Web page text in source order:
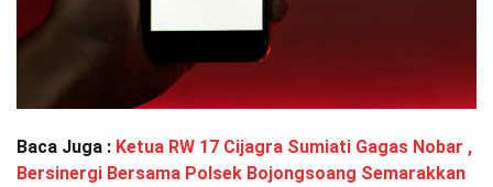
Baca Juga : Ketua RW 17 Cijagra Sumiati Gagas Nobar ,
Bersinergi Bersama Polsek Bojongsoang Semarakkan